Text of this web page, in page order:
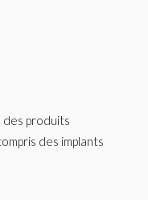
produits
des implants